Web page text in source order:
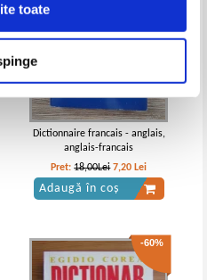
toate
Dictionnaire francais - anglais,
anglais-francais
Pret:18,00Lei 7,20 Lei
Adaugă în coș
-60%